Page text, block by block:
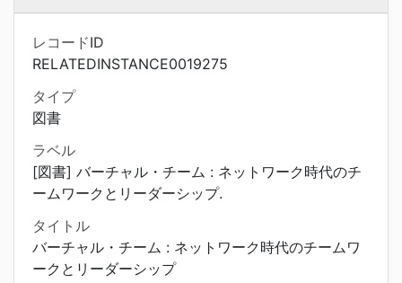
レコードID
RELATEDINSTANCE0019275
タイプ
図書
ラベル
[図書] バーチャル・チーム : ネットワーク時代のチ
ームワークとリーダーシップ.
タイトル
バーチャル・チーム : ネットワーク時代のチームワ
ークとリーダーシップ